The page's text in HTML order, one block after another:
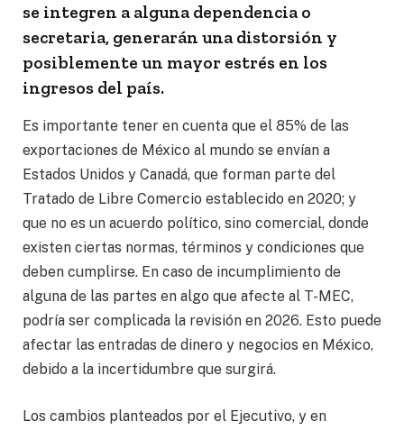
se integren a alguna dependencia o
secretaria, generarán una distorsión y
posiblemente un mayor estrés en los
ingresos del país.
Es importante tener en cuenta que el 85% de las
exportaciones de México al mundo se envían a
Estados Unidos y Canadá, que forman parte del
Tratado de Libre Comercio establecido en 2020; y
que no es un acuerdo político, sino comercial, donde
existen ciertas normas, términos y condiciones que
deben cumplirse. En caso de incumplimiento de
alguna de las partes en algo que afecte al T-MEC,
podría ser complicada la revisión en 2026. Esto puede
afectar las entradas de dinero y negocios en México,
debido a la incertidumbre que surgirá.
Los cambios planteados por el Ejecutivo, y en